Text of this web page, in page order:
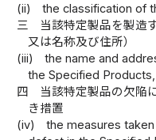
(ii)
the classification of
三
当該特定製品を製造
又は名称及び住所）
(iii)
the name and
the Specified
四
当該特定製品の欠陥
き措置
(iv)
the measures